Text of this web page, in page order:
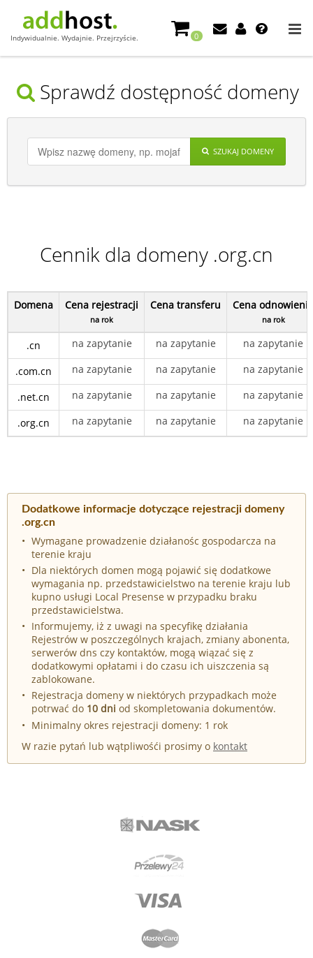
Indywidualnie. Wydajnie. Przejrzyście. 0
Sprawdź dostępność domeny
SZUKAJ DOMENY
Cennik dla domeny .org.cn
Domena Cena rejestracji
na rok
Cena transferu Cena odnowienia
na rok
.cn na zapytanie na zapytanie na zapytanie
.com.cn na zapytanie na zapytanie na zapytanie
.net.cn na zapytanie na zapytanie na zapytanie
.org.cn na zapytanie na zapytanie na zapytanie
Dodatkowe informacje dotyczące rejestracji domeny
.org.cn
Wymagane prowadzenie działanośc gospodarcza na
terenie kraju
Dla niektórych domen mogą pojawić się dodatkowe
wymagania np. przedstawicielstwo na terenie kraju lub
kupno usługi Local Presense w przypadku braku
przedstawicielstwa.
Informujemy, iż z uwagi na specyfikę działania
Rejestrów w poszczególnych krajach, zmiany abonenta,
serwerów dns czy kontaktów, mogą wiązać się z
dodatkowymi opłatami i do czasu ich uiszczenia są
zablokowane.
Rejestracja domeny w niektórych przypadkach może
potrwać do 10 dni od skompletowania dokumentów.
Minimalny okres rejestracji domeny: 1 rok
W razie pytań lub wątpliwośći prosimy o kontakt